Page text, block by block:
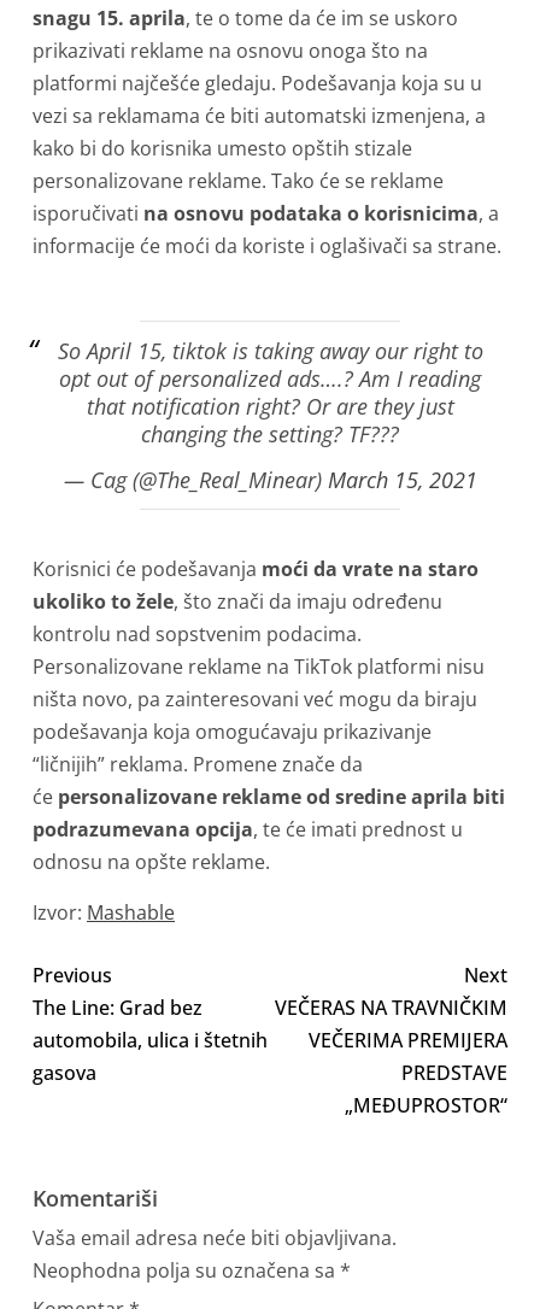
snagu 15. aprila, te o tome da će im se uskoro
prikazivati reklame na osnovu onoga što na
platformi najčešće gledaju. Podešavanja koja su u
vezi sa reklamama će biti automatski izmenjena, a
kako bi do korisnika umesto opštih stizale
personalizovane reklame. Tako će se reklame
isporučivati na osnovu podataka o korisnicima, a
informacije će moći da koriste i oglašivači sa strane.
So April 15, tiktok is taking away our right to
opt out of personalized ads….? Am I reading
that notification right? Or are they just
changing the setting? TF???
— Cag (@The_Real_Minear) March 15, 2021
Korisnici će podešavanja moći da vrate na staro
ukoliko to žele, što znači da imaju određenu
kontrolu nad sopstvenim podacima.
Personalizovane reklame na TikTok platformi nisu
ništa novo, pa zainteresovani već mogu da biraju
podešavanja koja omogućavaju prikazivanje
“ličnijih” reklama. Promene znače da
će personalizovane reklame od sredine aprila biti
podrazumevana opcija, te će imati prednost u
odnosu na opšte reklame.
Izvor: Mashable
Previous
The Line: Grad bez
automobila, ulica i štetnih
gasova
Next
VEČERAS NA TRAVNIČKIM
VEČERIMA PREMIJERA
PREDSTAVE
„MEĐUPROSTOR“
Komentariši
Vaša email adresa neće biti objavljivana.
Neophodna polja su označena sa *